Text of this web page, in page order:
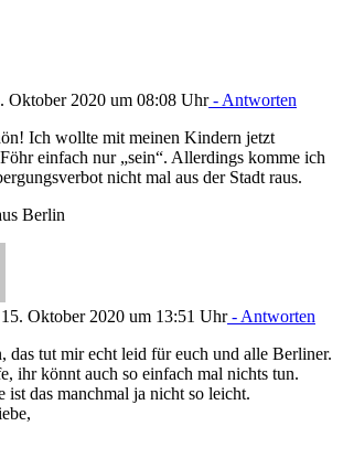
Oktober 2020 um 08:08 Uhr- Antworten
Ich wollte mit meinen Kindern jetzt
einfach nur „sein“. Allerdings komme ich
nicht mal aus der Stadt raus.
Berlin
15. Oktober 2020 um 13:51 Uhr- Antworten
das tut mir echt leid für euch und alle Berliner.
ihr könnt auch so einfach mal nichts tun.
ist das manchmal ja nicht so leicht.